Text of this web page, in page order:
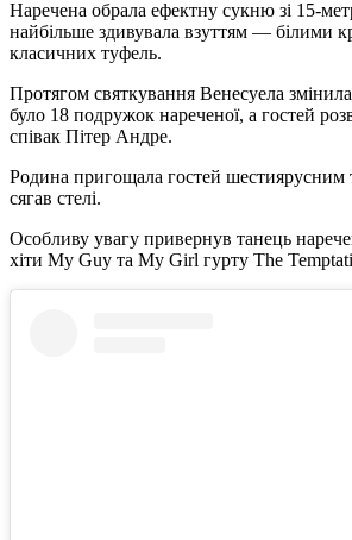
Наречена обрала ефектну сукню зі 15-
найбільше здивувала взуттям — білими
класичних туфель.
Протягом святкування Венесуела змінила
було 18 подружок нареченої, а гостей
співак Пітер Андре.
Родина пригощала гостей
сягав стелі.
Особливу увагу привернув танець
хіти My Guy та My Girl гурту The